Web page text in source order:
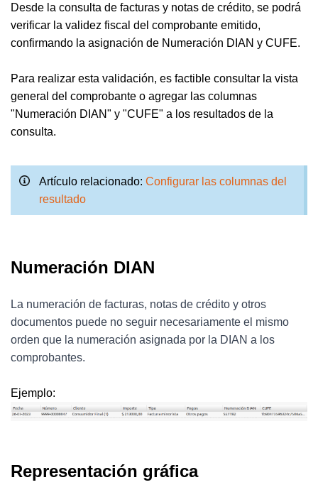
Desde la consulta de facturas y notas de crédito, se podrá
verificar la validez fiscal del comprobante emitido,
confirmando la asignación de Numeración DIAN y CUFE.
Para realizar esta validación, es factible consultar la vista
general del comprobante o agregar las columnas
"Numeración DIAN" y "CUFE" a los resultados de la
consulta.
Artículo relacionado: Configurar las columnas del
resultado
Numeración DIAN
La numeración de facturas, notas de crédito y otros
documentos puede no seguir necesariamente el mismo
orden que la numeración asignada por la DIAN a los
comprobantes.
Ejemplo:
Representación gráfica